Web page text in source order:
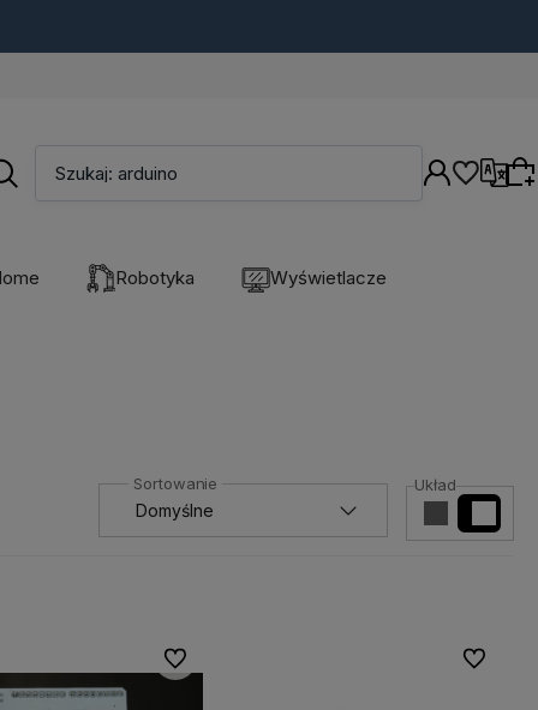
Szukaj: arduino
Robotyka Wyświetlacze
więc
Wszystkie nasze produkty są
dostępne od ręki,
liczyć na ekspresową dostawę!
Układ
Do ulubionych Do